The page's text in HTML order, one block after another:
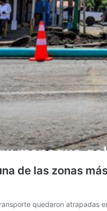
de las zonas
quedaron atrapadas